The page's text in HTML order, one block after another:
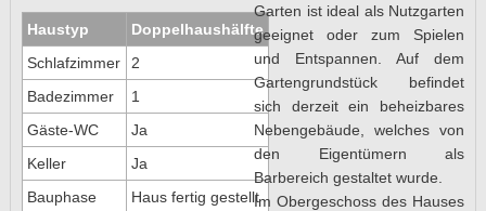
Haustyp
Doppelhaushälfte
Schlafzimmer
2
Badezimmer
1
Gäste-WC
Ja
Keller
Ja
Bauphase
Haus fertig gestellt
Garten ist ideal als Nutzgarten
geeignet oder zum Spielen
und Entspannen. Auf dem
Gartengrundstück befindet
sich derzeit ein beheizbares
Nebengebäude, welches von
den Eigentümern als
Barbereich gestaltet wurde.
Im Obergeschoss des Hauses